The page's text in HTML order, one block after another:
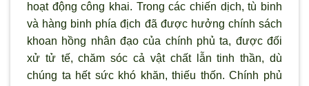
hoạt động công khai. Trong các chiến dịch, tù binh
và hàng binh phía địch đã được hưởng chính sách
khoan hồng nhân đạo của chính phủ ta, được đối
xử tử tế, chăm sóc cả vật chất lẫn tinh thần, dù
chúng ta hết sức khó khăn, thiếu thốn. Chính phủ